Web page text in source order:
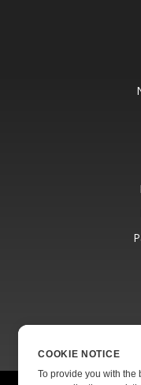
COOKIE NOTICE
To provide you with the